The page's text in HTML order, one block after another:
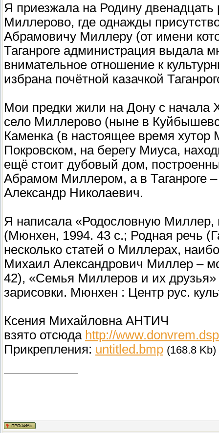
Я приезжала на Родину двенадцать
Миллерово, где однажды
Абрамовичу Миллеру (от имени
Таганроге администрация выдала
внимательное отношение к
избрана почётной казачкой
Мои предки жили на Дону с начала
село Миллерово (ныне в
Каменка (в настоящее время
Покровском, на берегу Миуса,
ещё стоит дубовый дом,
Абрамом Миллером, а в Таганроге
Александр Николаевич.
Я написала «Родословную Миллер,
(Мюнхен, 1994. 43 с.; Родная речь
несколько статей о Миллерах,
Михаил Александрович Миллер –
42), «Семья Миллеров и их
зарисовки. Мюнхен : Центр рус.
Ксения Михайловна АНТИЧ
взято отсюда http://
Прикрепления: untitled.bmp (168.8 Kb)